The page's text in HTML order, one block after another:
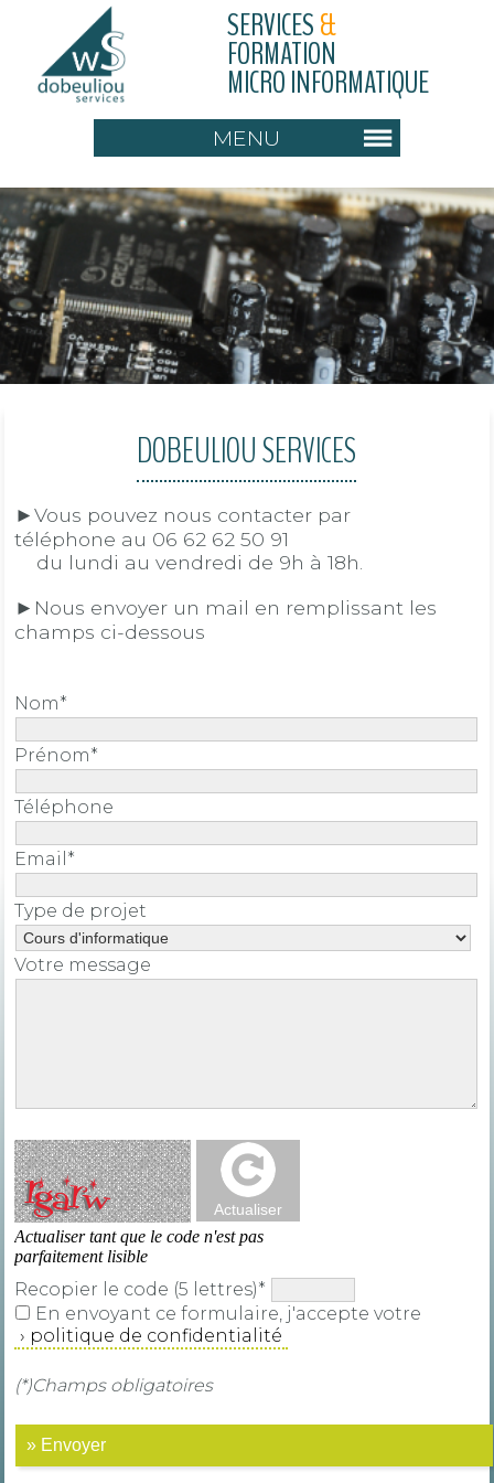
SERVICES&
FORMATION
MICRO INFORMATIQUE
MENU
DOBEULIOU SERVICES
►Vous pouvez nous contacter par
téléphone au 06 62 62 50 91
du lundi au vendredi de 9h à 18h.
►Nous envoyer un mail en remplissant les
champs ci-dessous
Nom*
Prénom*
Téléphone
Email*
Type de projet
Votre message
Recopier le code (5 lettres)*
En envoyant ce formulaire, j'accepte votre
politique de confidentialité
(*)Champs obligatoires
» Envoyer